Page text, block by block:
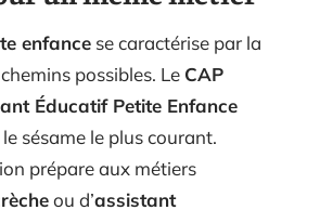
enfance se caractérise par la
possibles. Le CAP
Éducatif Petite Enfance
sésame le plus courant.
prépare aux métiers
ou d’assistant